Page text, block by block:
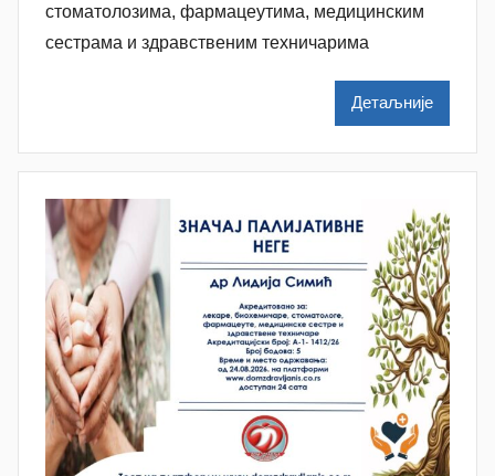
e
k
v
i
стоматолозима, фармацеутима, медицинским
сестрама и здравственим техничарима
Детаљније